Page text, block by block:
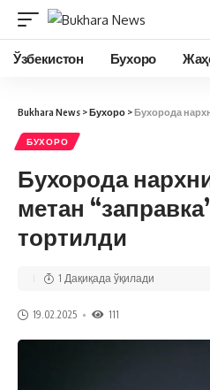
Ўзбекистон Бухоро
Bukhara News >Бухоро >Бухорода нархни
БУХОРО
Бухорода
метан
тортилди
19.02.2025 111
1 Дақиқада ўқилади